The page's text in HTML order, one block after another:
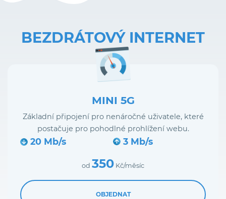
BEZDRÁTOVÝ INTERNET
MINI 5G
Základní připojení pro nenáročné uživatele, které
postačuje pro pohodlné prohlížení webu.
20 Mb/s 3 Mb/s
od 350 Kč/měsíc
OBJEDNAT